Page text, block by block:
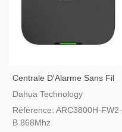
Centrale D'Alarme Sans Fil
Dahua AirShield Hub 2 Black
Dahua Technology
Référence: ARC3800H-FW2-
B 868Mhz